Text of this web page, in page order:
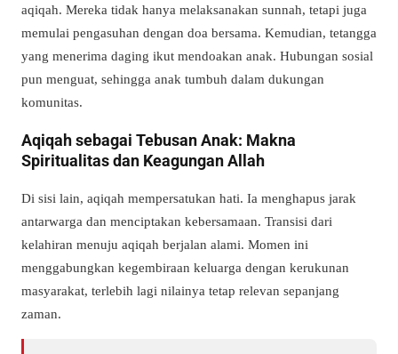
aqiqah. Mereka tidak hanya melaksanakan sunnah, tetapi juga
memulai pengasuhan dengan doa bersama. Kemudian, tetangga
yang menerima daging ikut mendoakan anak. Hubungan sosial
pun menguat, sehingga anak tumbuh dalam dukungan
komunitas.
Aqiqah sebagai Tebusan Anak: Makna
Spiritualitas dan Keagungan Allah
Di sisi lain, aqiqah mempersatukan hati. Ia menghapus jarak
antarwarga dan menciptakan kebersamaan. Transisi dari
kelahiran menuju aqiqah berjalan alami. Momen ini
menggabungkan kegembiraan keluarga dengan kerukunan
masyarakat, terlebih lagi nilainya tetap relevan sepanjang
zaman.